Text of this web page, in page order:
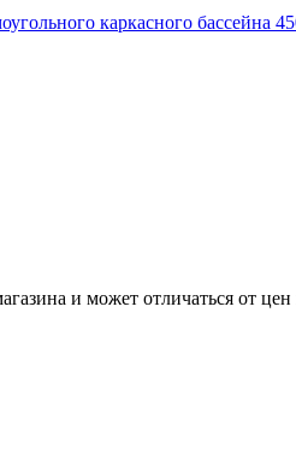
и может отличаться от